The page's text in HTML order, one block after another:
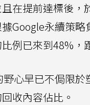
在提前達標後
Google永續策
例已來到48%，
野心早已不侷限
收內容佔比。